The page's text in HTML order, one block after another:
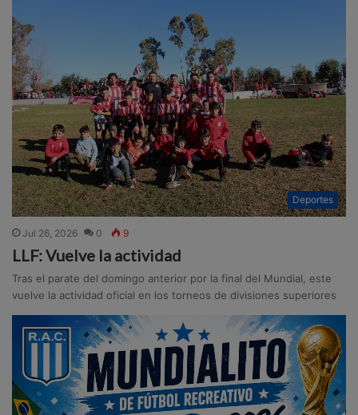
Deportes
Jul 26, 2026 0 9
LLF: Vuelve la actividad
Tras el parate del domingo anterior por la final del Mundial, este
vuelve la actividad oficial en los torneos de divisiones superiores